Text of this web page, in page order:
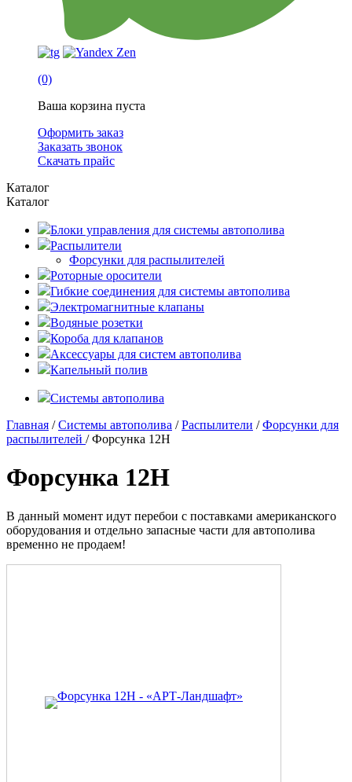
(0)
Ваша корзина пуста
Оформить заказ
Заказать звонок
Скачать прайс
Каталог
Каталог
Блоки управления для системы автополива
Распылители
Форсунки для распылителей
Роторные оросители
Гибкие соединения для системы автополива
Электромагнитные клапаны
Водяные розетки
Короба для клапанов
Аксессуары для систем автополива
Капельный полив
Системы автополива
Главная /Системы автополива /Распылители /Форсунки для
распылителей / Форсунка 12H
Форсунка 12H
В данный момент идут перебои с поставками американского
оборудования и отдельно запасные части для автополива
временно не продаем!